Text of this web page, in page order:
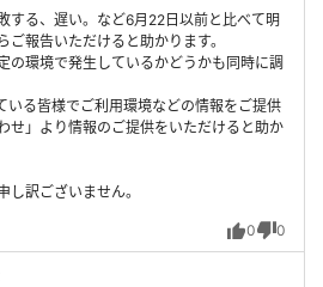
0 0
する、遅い。など6月22日以前と比べて明
ご報告いただけると助かります。
の環境で発生しているかどうかも同時に調
いる皆様でご利用環境などの情報をご提供
せ」より情報のご提供をいただけると助か
訳ございません。